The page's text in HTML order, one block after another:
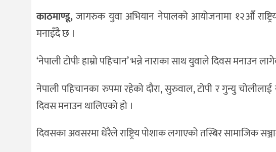
विचार
राजनीति
काठमाण्डू,जागरुक युवा अभियान नेपालको आयोजनामा १२औँ
मनाइँदै छ ।
‘नेपाली टोपीः हाम्रो पहिचान’ भन्ने नाराका साथ युवाले दिवस मनाउन
नेपाली पहिचानका रुपमा रहेको दौरा, सुरुवाल, टोपी र गुन्यु चोलीलाई
दिवस मनाउन थालिएको हो ।
दिवसका अवसरमा धेरैले राष्ट्रिय पोशाक लगाएको तस्बिर सामाजिक